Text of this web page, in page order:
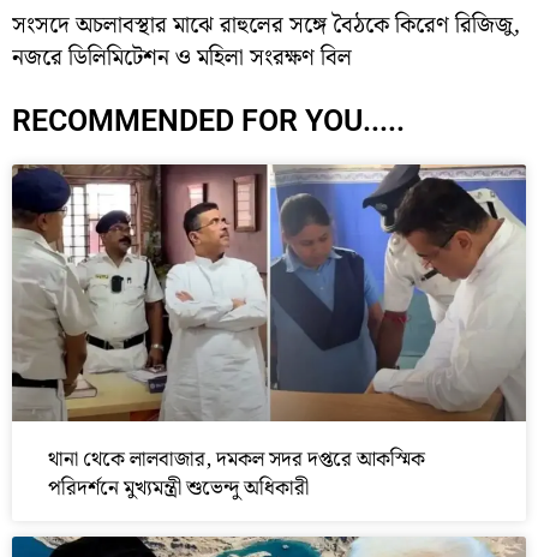
সংসদে অচলাবস্থার মাঝে রাহুলের সঙ্গে বৈঠকে কিরেণ রিজিজু,
নজরে ডিলিমিটেশন ও মহিলা সংরক্ষণ বিল
RECOMMENDED FOR YOU.....
থানা থেকে লালবাজার, দমকল সদর দপ্তরে আকস্মিক
পরিদর্শনে মুখ্যমন্ত্রী শুভেন্দু অধিকারী